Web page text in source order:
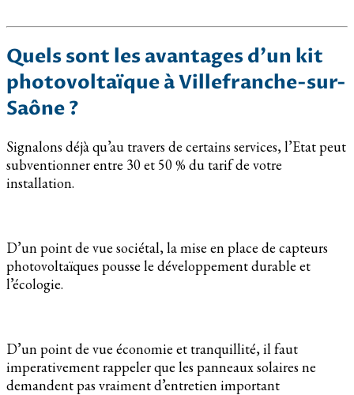
Quels sont les avantages d’un kit
photovoltaïque à Villefranche-sur-
Saône ?
Signalons déjà qu’au travers de certains services, l’Etat peut
subventionner entre 30 et 50 % du tarif de votre
installation.
D’un point de vue sociétal, la mise en place de capteurs
photovoltaïques pousse le développement durable et
l’écologie.
D’un point de vue économie et tranquillité, il faut
imperativement rappeler que les panneaux solaires ne
demandent pas vraiment d’entretien important